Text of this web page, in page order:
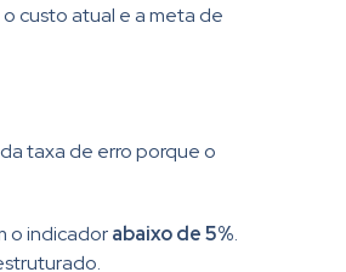
custo atual e a meta de
taxa de erro porque o
o indicadorabaixo de 5%.